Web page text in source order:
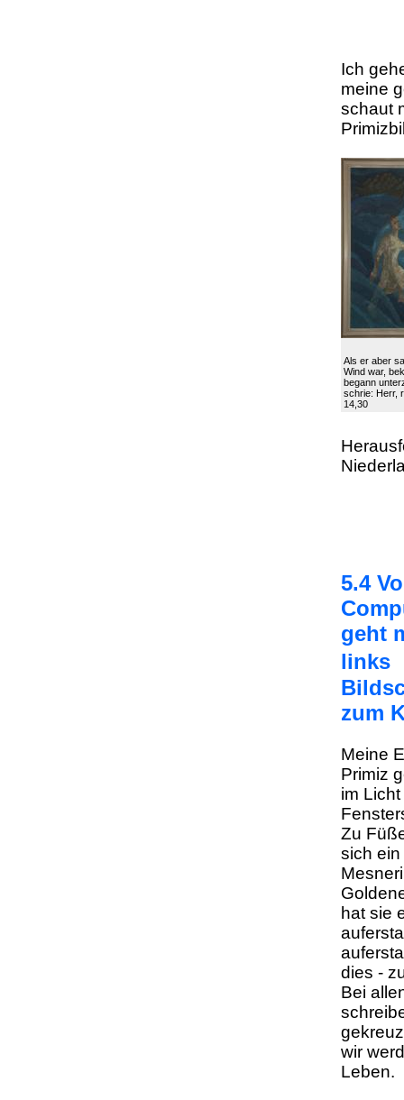
Ich
meine
schaut
Als er aber
Wind war,
begann
schrie: Herr,
14,30
5.4
geht
links
zum
Meine
Primiz
im
Zu
sich
hat sie
dies -
Bei
wir
Leben.